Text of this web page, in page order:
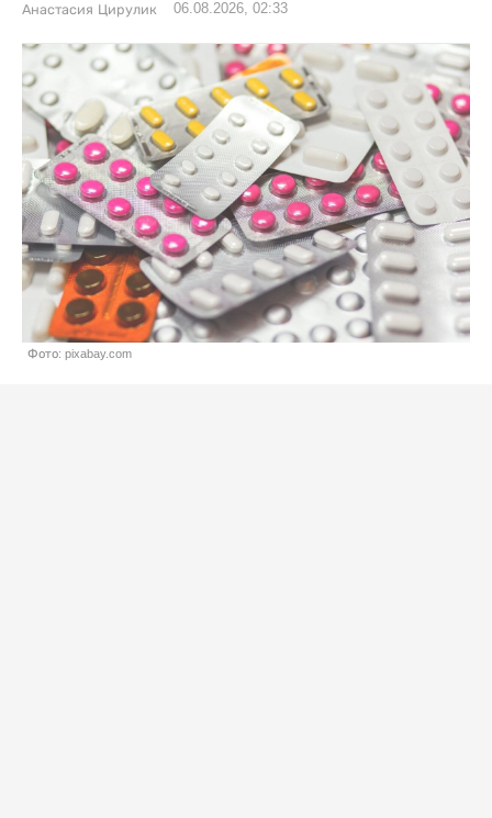
Анастасия Цирулик 06.08.2026, 02:33
Фото: pixabay.com